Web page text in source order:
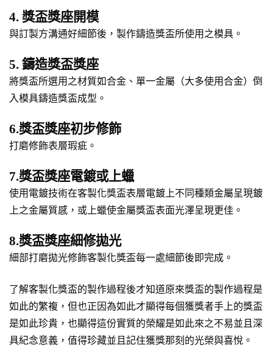
4. 獎盃獎座開模
與訂製方溝通好細節後，製作鑄造獎盃所使用之模具。
5. 鑄造獎盃獎座
將獎盃所選用之材質如合金、單一金屬（大多使用合金）倒
入模具鑄造獎盃成型。
6.獎盃獎座初步修飾
打磨修飾表層瑕疵。
7.獎盃獎座電鍍或上蠟
使用電鍍技術在客製化獎盃表層電鍍上不同種類金屬呈現鍍
上之金屬質感，或上蠟使金屬獎盃表面光澤呈現更佳。
8.獎盃獎座細修拋光
細部打磨拋光修飾客製化獎盃每一處細節後即完成。
了解客製化獎盃的製作過程後才知道原來獎盃的製作過程是
如此的繁複，但也正因為如此才顯得每個獲獎者手上的獎盃
是如此珍貴，也顯得這份實質的榮耀是如此來之不易並且深
具紀念意義，值得珍藏並且記住獲獎那刻的光榮與喜悅。